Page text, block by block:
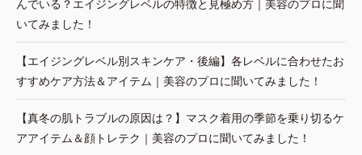
んでいる？エイジングレベルの特徴と見極め方｜美容のプロに聞
いてみました！
【エイジングレベル別スキンケア・後編】各レベルに合わせたお
すすめケア方法＆アイテム｜美容のプロに聞いてみました！
【真冬の肌トラブルの原因は？】マスク着用の季節を乗り切るケ
アアイテム＆顔トレテク｜美容のプロに聞いてみました！